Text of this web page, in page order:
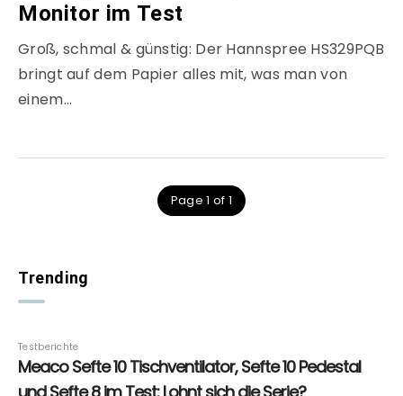
Monitor im Test
Groß, schmal & günstig: Der Hannspree HS329PQB
bringt auf dem Papier alles mit, was man von
einem…
Page 1 of 1
Trending